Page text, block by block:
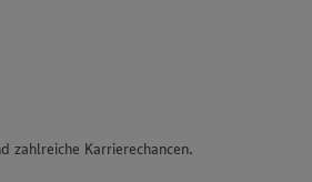
zahlreiche Karrierechancen.